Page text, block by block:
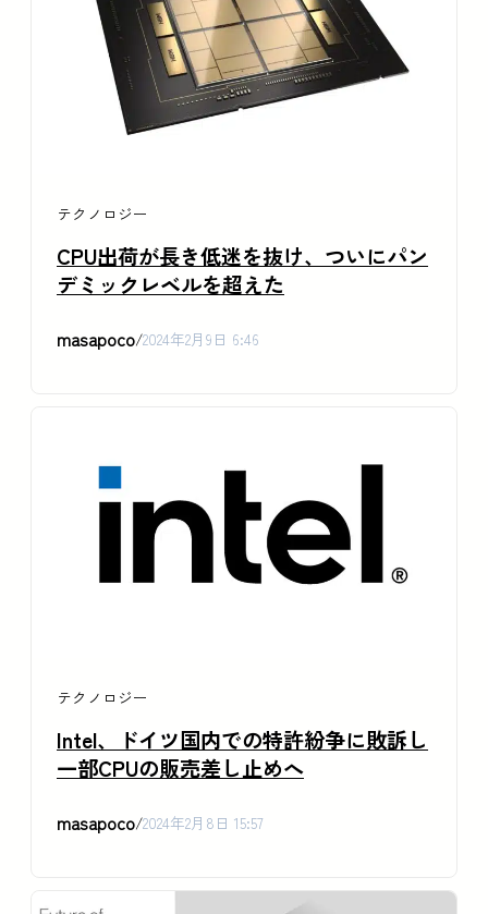
テクノロジー
CPU出荷が長き低迷を抜け、ついにパン
デミックレベルを超えた
masapoco/2024年2月9日 6:46
テクノロジー
Intel、ドイツ国内での特許紛争に敗訴し
一部CPUの販売差し止めへ
masapoco/2024年2月8日 15:57